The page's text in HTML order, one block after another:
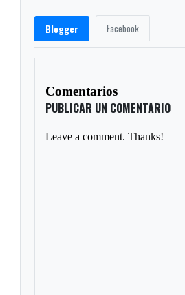
Blogger Facebook
Comentarios
PUBLICAR UN COMENTARIO
Leave a comment. Thanks!